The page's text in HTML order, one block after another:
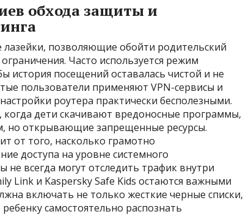
обхода защиты и
лазейки, позволяющие обойти родительский
Часто используется режим
история посещений оставалась чистой и не
пользователи применяют VPN-сервисы и
роутера практически бесполезными.
когда дети скачивают вредоносные программы,
но открывающие запрещенные ресурсы.
от того, насколько грамотно
доступа на уровне системного
всегда могут отследить трафик внутри
Link и Kaspersky Safe Kids остаются важными
включать не только жесткие черные списки,
самостоятельно распознать